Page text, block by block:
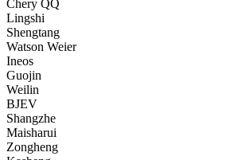
Chery QQ
Lingshi
Shengtang
Watson Weier
Ineos
Guojin
Weilin
BJEV
Shangzhe
Maisharui
Zongheng